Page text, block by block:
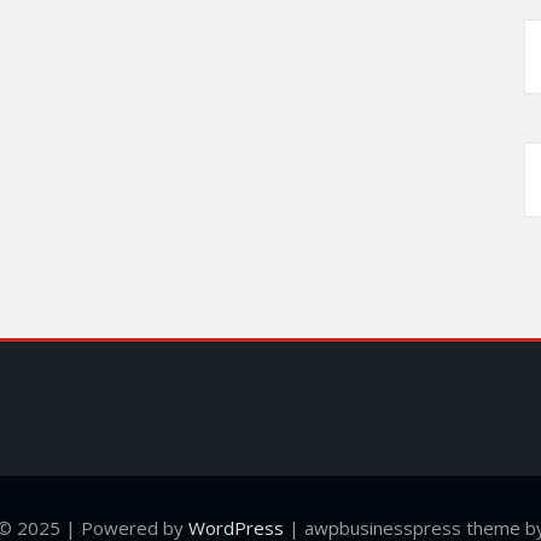
2025 | Powered byWordPress | awpbusinesspress theme